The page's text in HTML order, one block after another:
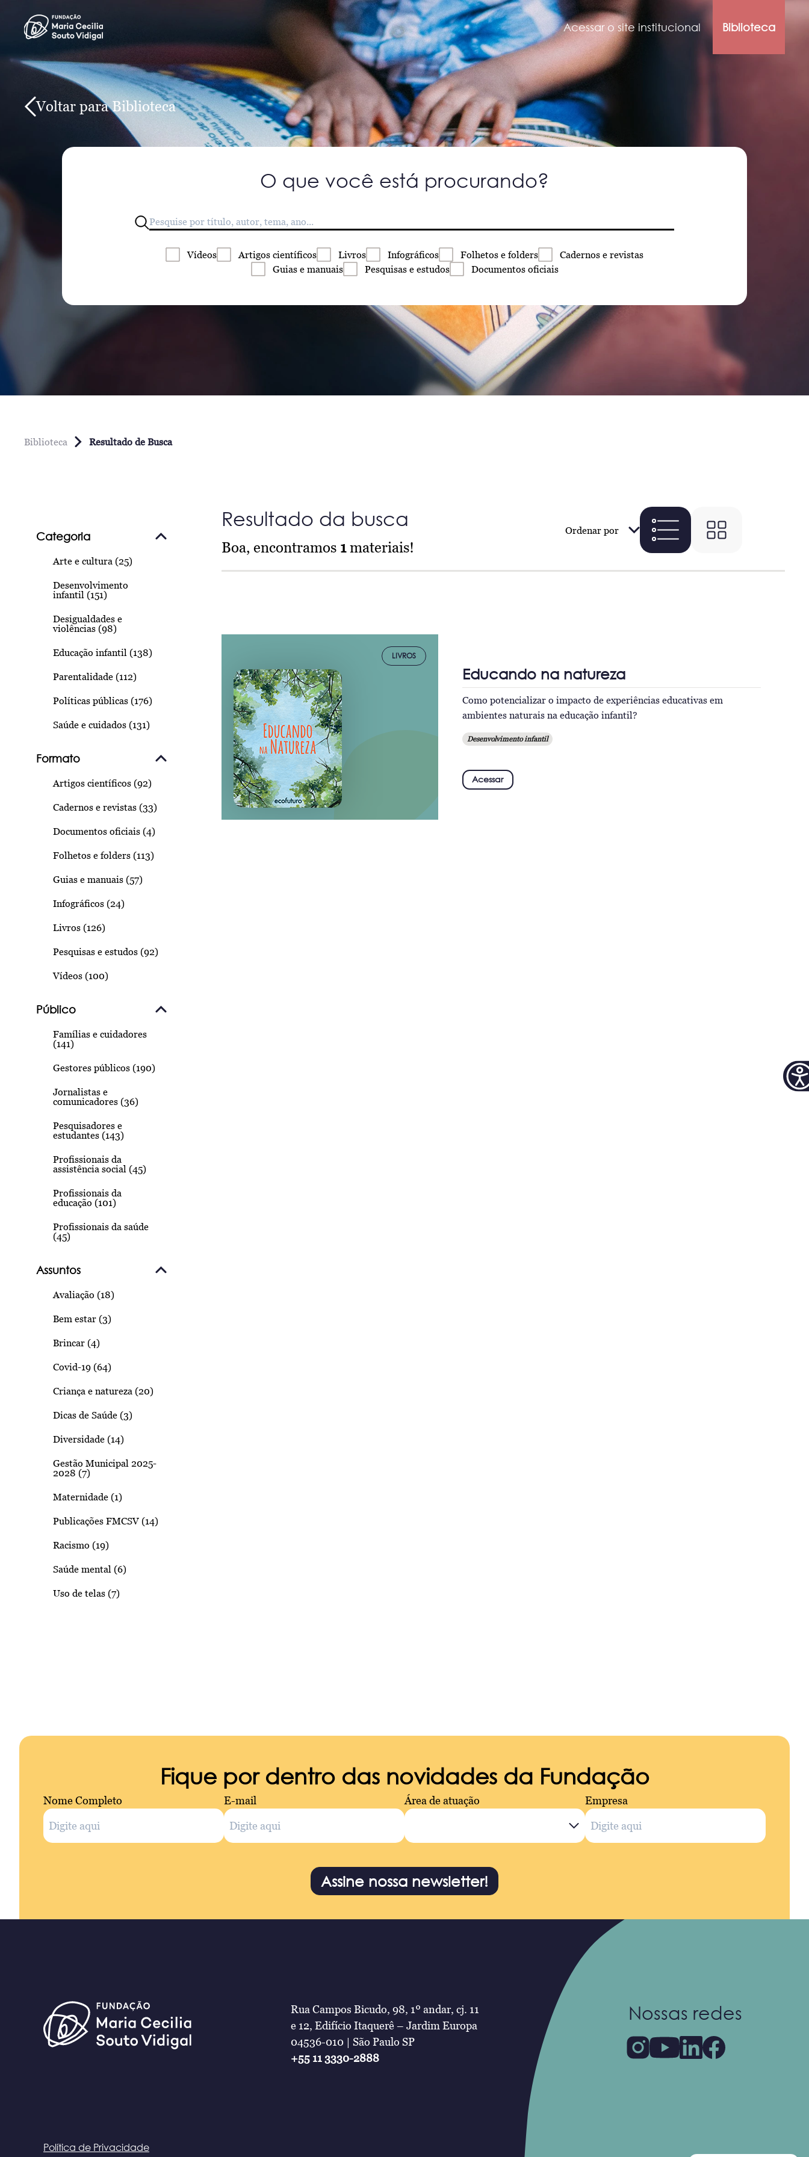
Acessar o site institucional Biblioteca
Voltar para Biblioteca
O que você está procurando?
Vídeos Artigos científicos Livros Infográficos Folhetos e folders Cadernos e revistas
Guias e manuais Pesquisas e estudos Documentos oficiais
Biblioteca Resultado de Busca
Categoria
Arte e cultura (25)
Desenvolvimento
infantil (151)
Desigualdades e
violências (98)
Educação infantil (138)
Parentalidade (112)
Políticas públicas (176)
Saúde e cuidados (131)
Formato
Artigos científicos (92)
Cadernos e revistas (33)
Documentos oficiais (4)
Folhetos e folders (113)
Guias e manuais (57)
Infográficos (24)
Livros (126)
Pesquisas e estudos (92)
Vídeos (100)
Público
Famílias e cuidadores
(141)
Gestores públicos (190)
Jornalistas e
comunicadores (36)
Pesquisadores e
estudantes (143)
Profissionais da
assistência social (45)
Profissionais da
educação (101)
Profissionais da saúde
(45)
Assuntos
Avaliação (18)
Bem estar (3)
Brincar (4)
Covid-19 (64)
Criança e natureza (20)
Dicas de Saúde (3)
Diversidade (14)
Gestão Municipal 2025-
2028 (7)
Maternidade (1)
Publicações FMCSV (14)
Racismo (19)
Saúde mental (6)
Uso de telas (7)
Resultado da busca
Boa, encontramos 1materiais!
Ordenar por
LIVROS
Educando na natureza
Como potencializar o impacto de experiências educativas em
ambientes naturais na educação infantil?
Desenvolvimento infantil
Acessar
Fique por dentro das novidades da Fundação
Nome Completo E-mail Área de atuação Empresa
Assine nossa newsletter!
Rua Campos Bicudo, 98, 1º andar, cj. 11
e 12, Edifício Itaquerê – Jardim Europa
04536-010 | São Paulo SP
+55 11 3330-2888
Nossas redes
Política de Privacidade